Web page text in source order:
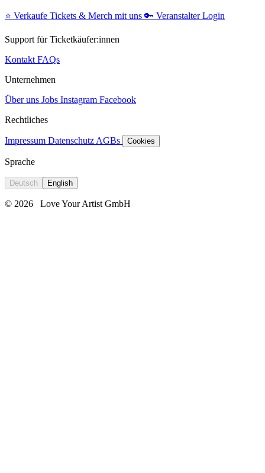
⭐️ Verkaufe Tickets & Merch mit uns 🔑 Veranstalter Login
Support für Ticketkäufer:innen
Kontakt FAQs
Unternehmen
Über uns Jobs Instagram Facebook
Rechtliches
Impressum Datenschutz AGBs Cookies
Sprache
Deutsch English
© 2026 Love Your Artist GmbH